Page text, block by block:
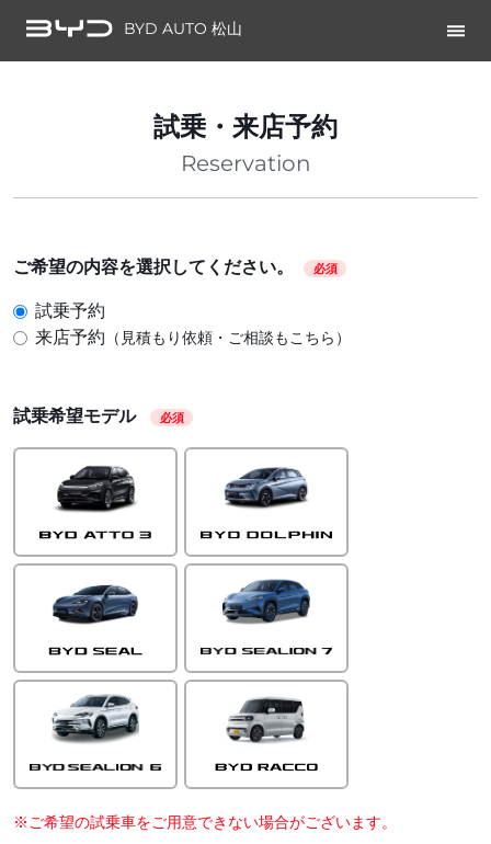
BYD AUTO 松山
試乗・来店予約
Reservation
ご希望の内容を選択してください。 必須
試乗予約
来店予約 （見積もり依頼・ご相談もこちら）
試乗希望モデル 必須
※ご希望の試乗車をご用意できない場合がございます。